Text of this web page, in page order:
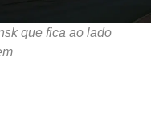
que fica ao lado